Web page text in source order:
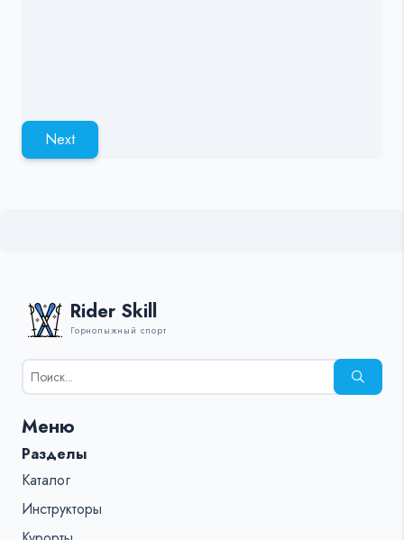
Next
Rider Skill
Горнолыжный спорт
Результаты
поиска
%s:
Меню
Разделы
Каталог
Инструкторы